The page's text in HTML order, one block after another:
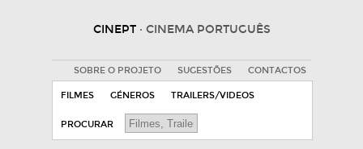
CINEPT · CINEMA PORTUGUÊS
SOBRE O PROJETO SUGESTÕES CONTACTOS
FILMES GÉNEROS TRAILERS/VIDEOS
PROCURAR